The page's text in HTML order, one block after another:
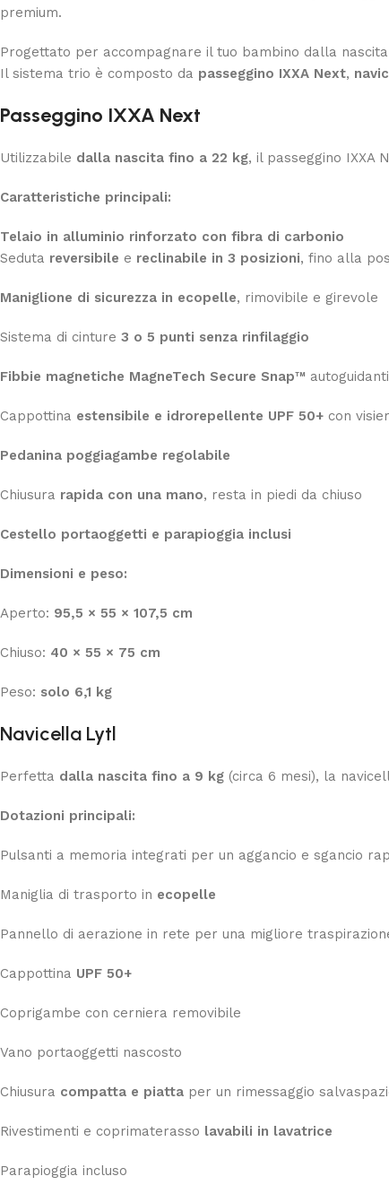
premium.
Progettato per accompagnare il tuo bambino dalla
Il sistema trio è composto da passeggino IXXA Next,
Passeggino IXXA Next
Utilizzabile dalla nascita fino a 22 kg, il passeggino IXXA
Caratteristiche principali:
Telaio in alluminio rinforzato con fibra di carbonio
Seduta reversibile e reclinabile in 3 posizioni, fino alla
Maniglione di sicurezza in ecopelle, rimovibile e girevole
Sistema di cinture 3 o 5 punti senza rinfilaggio
Fibbie magnetiche MagneTech Secure Snap™ autoguidanti
Cappottina estensibile e idrorepellente UPF 50+ con
Pedanina poggiagambe regolabile
Chiusura rapida con una mano, resta in piedi da chiuso
Cestello portaoggetti e parapioggia inclusi
Dimensioni e peso:
Aperto: 95,5 × 55 × 107,5 cm
Chiuso: 40 × 55 × 75 cm
Peso: solo 6,1 kg
Navicella Lytl
Perfetta dalla nascita fino a 9 kg (circa 6 mesi), la
Dotazioni principali:
Pulsanti a memoria integrati per un aggancio e sgancio
Maniglia di trasporto in ecopelle
Pannello di aerazione in rete per una migliore
Cappottina UPF 50+
Coprigambe con cerniera removibile
Vano portaoggetti nascosto
Chiusura compatta e piatta per un rimessaggio
Rivestimenti e coprimaterasso lavabili in lavatrice
Parapioggia incluso